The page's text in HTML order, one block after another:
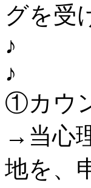
グを受
♪
♪
①カウ
→当心
地を、